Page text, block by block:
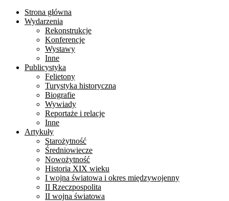
Strona główna
Wydarzenia
Rekonstrukcje
Konferencje
Wystawy
Inne
Publicystyka
Felietony
Turystyka historyczna
Biografie
Wywiady
Reportaże i relacje
Inne
Artykuły
Starożytność
Średniowiecze
Nowożytność
Historia XIX wieku
I wojna światowa i okres międzywojenny
II Rzeczpospolita
II wojna światowa